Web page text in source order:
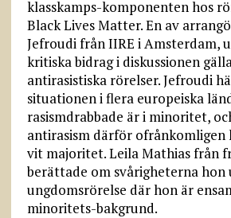
klasskamps-komponenten hos
Black Lives Matter. En av
Jefroudi från IIRE i Amsterdam,
kritiska bidrag i diskussionen
antirasistiska rörelser. Jefroudi
situationen i flera europeiska
rasismdrabbade är i minoritet,
antirasism därför ofrånkomligen
vit majoritet. Leila Mathias från
berättade om svårigheterna hon
ungdomsrörelse där hon är
minoritets-bakgrund.